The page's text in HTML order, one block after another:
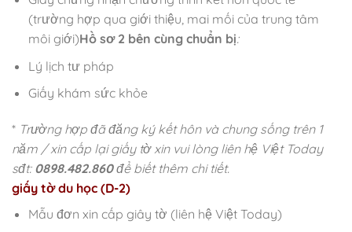
(trường hợp qua giới thiệu, mai mối của trung tâm
môi giới)Hồ sơ 2 bên cùng chuẩn bị:
Lý lịch tư pháp
Giấy khám sức khỏe
* Trường hợp đã đăng ký kết hôn và chung sống trên 1
năm / xin cấp lại giấy tờ xin vui lòng liên hệ Việt Today
sđt: 0898.482.860để biết thêm chi tiết.
giấy tờ du học (D-2)
Mẫu đơn xin cấp giây tờ (liên hệ Việt Today)